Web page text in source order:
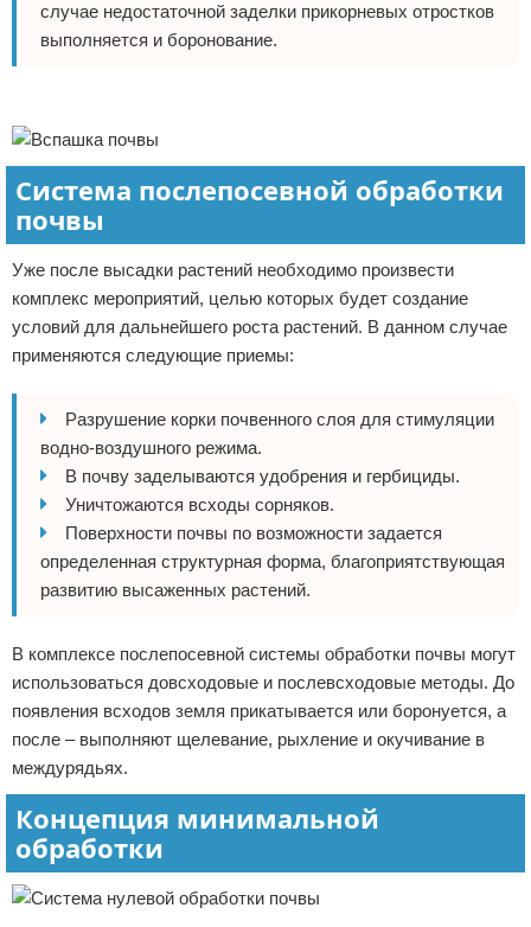
случае недостаточной заделки прикорневых отростков
выполняется и боронование.
Система послепосевной обработки
почвы
Уже после высадки растений необходимо произвести
комплекс мероприятий, целью которых будет создание
условий для дальнейшего роста растений. В данном случае
применяются следующие приемы:
Разрушение корки почвенного слоя для стимуляции
водно-воздушного режима.
В почву заделываются удобрения и гербициды.
Уничтожаются всходы сорняков.
Поверхности почвы по возможности задается
определенная структурная форма, благоприятствующая
развитию высаженных растений.
В комплексе послепосевной системы обработки почвы могут
использоваться довсходовые и послевсходовые методы. До
появления всходов земля прикатывается или боронуется, а
после – выполняют щелевание, рыхление и окучивание в
междурядьях.
Концепция минимальной
обработки